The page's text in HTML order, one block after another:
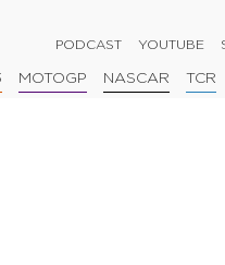
PODCAST YOUTUBE
MOTOGP NASCAR TCR